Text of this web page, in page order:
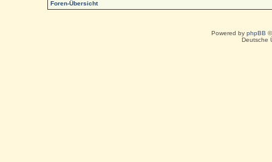
Foren-Übersicht
Powered by phpBB
Deutsche